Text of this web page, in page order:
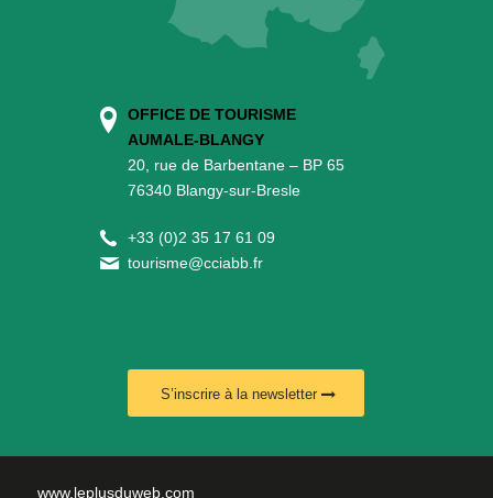
OFFICE DE TOURISME
AUMALE-BLANGY
20, rue de Barbentane – BP 65
76340 Blangy-sur-Bresle
+33 (0)2 35 17 61 09
tourisme@cciabb.fr
S’inscrire à la newsletter
www.leplusduweb.com